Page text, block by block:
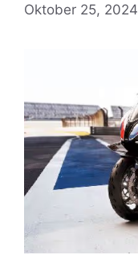
Oktober 25, 2024